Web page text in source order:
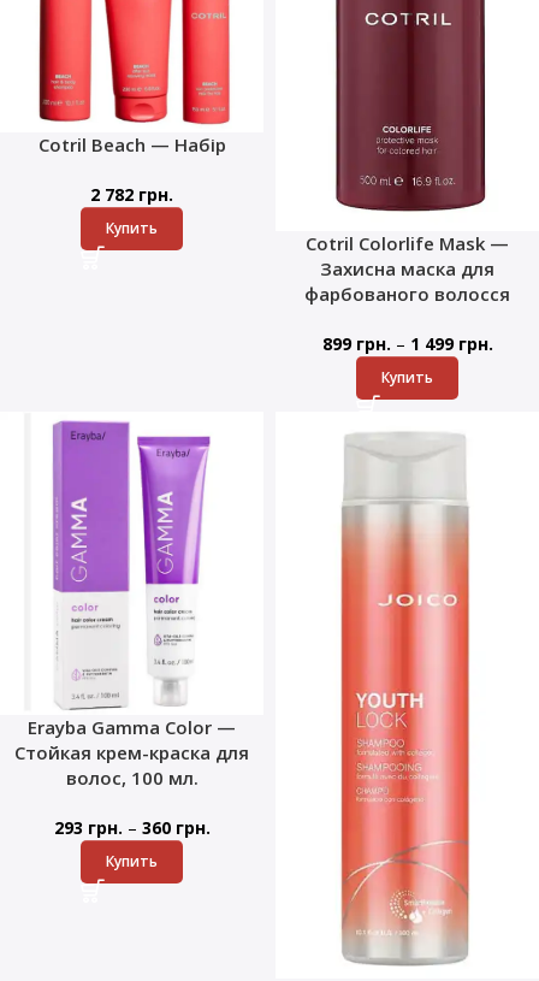
Cotril Beach — Набір
2 782 грн.
Купить
Cotril Colorlife Mask —
Захисна маска для
фарбованого волосся
899 грн. – 1 499 грн.
Купить
Erayba Gamma Color —
Стойкая крем-краска для
волос, 100 мл.
293 грн. – 360 грн.
Купить